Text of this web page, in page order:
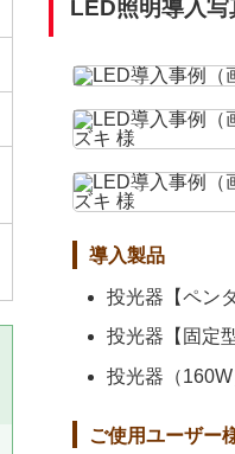
LED照明導入写
導入製品
投光器【ペン
投光器【固定
投光器（160W
ご使用ユーザー